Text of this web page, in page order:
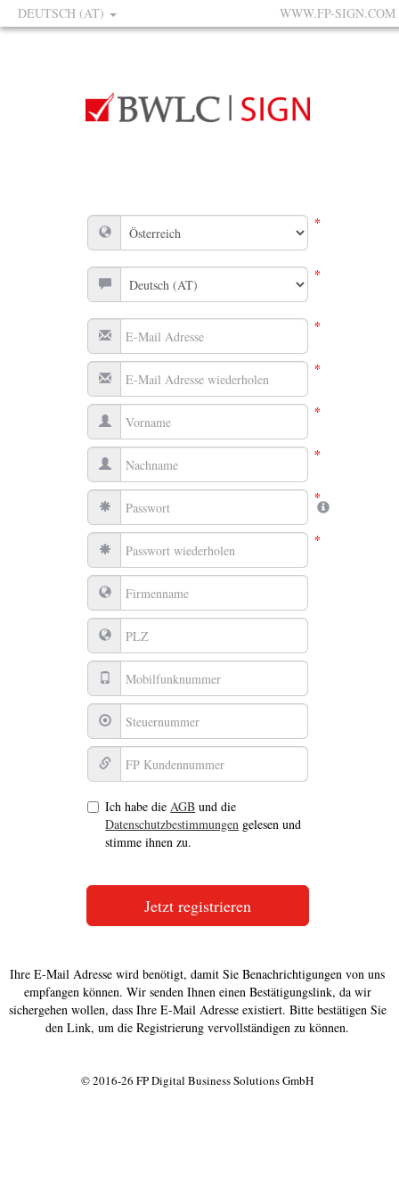
DEUTSCH (AT) WWW.FP-SIGN.COM
*
*
*
*
*
*
*
*
Ich habe dieAGB und die
Datenschutzbestimmungen gelesen und
stimme ihnen zu.
Ihre E-Mail Adresse wird benötigt, damit Sie Benachrichtigungen von uns
empfangen können. Wir senden Ihnen einen Bestätigungslink, da wir
sichergehen wollen, dass Ihre E-Mail Adresse existiert. Bitte bestätigen Sie
den Link, um die Registrierung vervollständigen zu können.
© 2016-26 FP Digital Business Solutions GmbH